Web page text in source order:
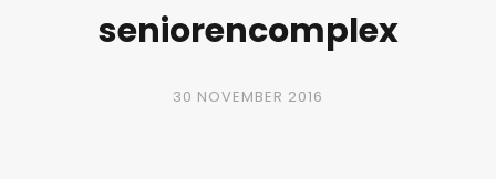
seniorencomplex
30 NOVEMBER 2016